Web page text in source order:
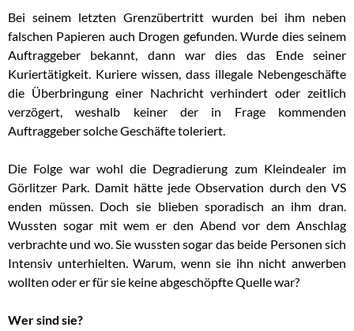
Bei seinem letzten Grenzübertritt wurden bei ihm neben
falschen Papieren auch Drogen gefunden. Wurde dies seinem
Auftraggeber bekannt, dann war dies das Ende seiner
Kuriertätigkeit. Kuriere wissen, dass illegale Nebengeschäfte
die Überbringung einer Nachricht verhindert oder zeitlich
verzögert, weshalb keiner der in Frage kommenden
Auftraggeber solche Geschäfte toleriert.
Die Folge war wohl die Degradierung zum Kleindealer im
Görlitzer Park. Damit hätte jede Observation durch den VS
enden müssen. Doch sie blieben sporadisch an ihm dran.
Wussten sogar mit wem er den Abend vor dem Anschlag
verbrachte und wo. Sie wussten sogar das beide Personen sich
Intensiv unterhielten. Warum, wenn sie ihn nicht anwerben
wollten oder er für sie keine abgeschöpfte Quelle war?
Wer sind sie?